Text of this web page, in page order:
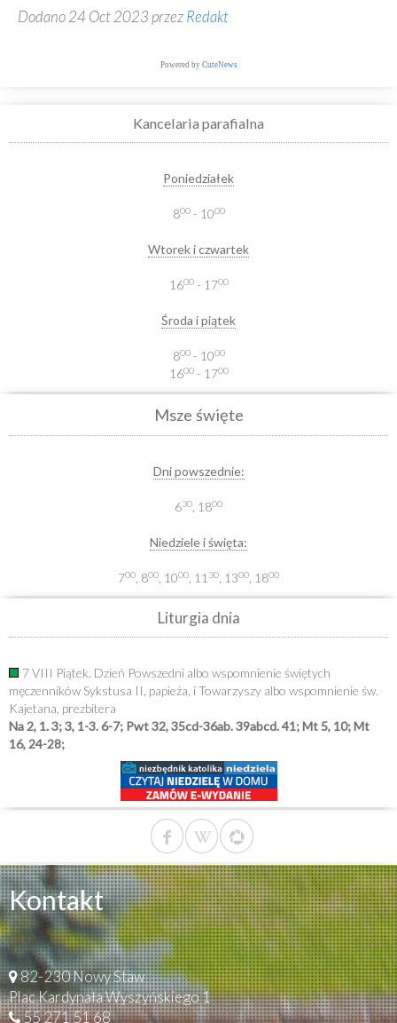
Dodano 24 Oct 2023 przezRedakt
Powered by CuteNews
Kancelaria parafialna
Poniedziałek
800- 1000
Wtorek i czwartek
1600- 1700
Środa i piątek
800- 1000
1600- 1700
Msze święte
Dni powszednie:
630 , 1800
Niedziele i święta:
700 , 800 , 1000 , 11 30 , 1300 , 1800
Liturgia dnia
7 VIII Piątek. Dzień Powszedni albo wspomnienie świętych
męczenników Sykstusa II, papieża, i Towarzyszy albo wspomnienie św.
Kajetana, prezbitera
Na 2, 1. 3; 3, 1-3. 6-7; Pwt 32, 35cd-36ab. 39abcd. 41; Mt 5, 10; Mt
16, 24-28;
Kontakt
82-230 Nowy Staw
Plac Kardynała Wyszyńskiego 1
55 271 51 68